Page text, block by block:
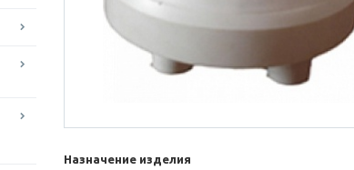
Назначение изделия